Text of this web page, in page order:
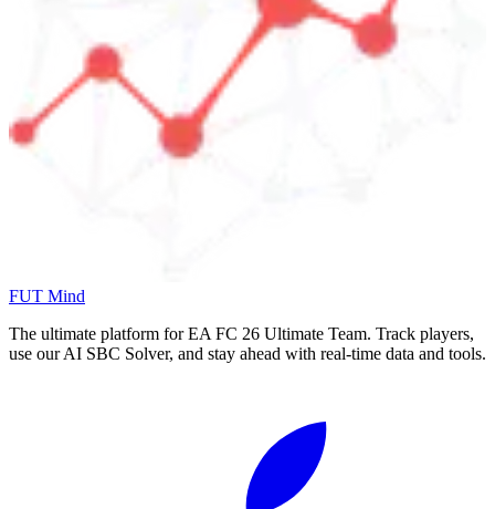
FUT Mind
The ultimate platform for EA FC 26 Ultimate Team. Track players,
use our AI SBC Solver, and stay ahead with real-time data and tools.